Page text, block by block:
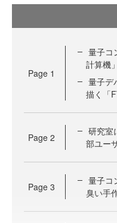
Page 1
量子コ
計算機」
量子デ
描く「
Page 2
研究室
部ユー
Page 3
量子コ
臭い手